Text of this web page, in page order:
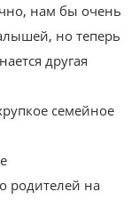
нам бы очень
но теперь
другая
семейное
родителей на